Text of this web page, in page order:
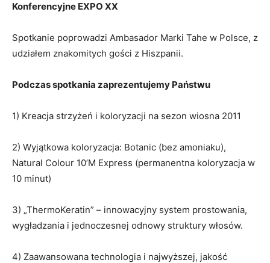
Konferencyjne EXPO XX
Spotkanie poprowadzi Ambasador Marki Tahe w Polsce, z
udziałem znakomitych gości z Hiszpanii.
Podczas spotkania zaprezentujemy Państwu
1) Kreacja strzyżeń i koloryzacji na sezon wiosna 2011
2) Wyjątkowa koloryzacja: Botanic (bez amoniaku),
Natural Colour 10’M Express (permanentna koloryzacja w
10 minut)
3) „ThermoKeratin” – innowacyjny system prostowania,
wygładzania i jednoczesnej odnowy struktury włosów.
4) Zaawansowana technologia i najwyższej, jakość